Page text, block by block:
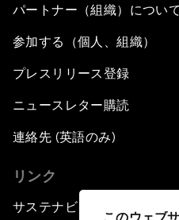
このウェブ
パートナー（組織）について
参加する（個人、組織）
プレスリリース登録
ニュースレター購読
連絡先 (英語のみ)
リンク
サステナビリティへの取り組